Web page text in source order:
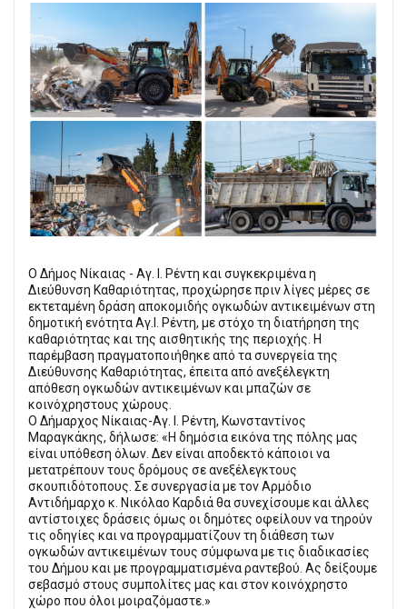
Ο Δήμος Νίκαιας - Αγ. Ι. Ρέντη και συγκεκριμένα η
Διεύθυνση Καθαριότητας, προχώρησε πριν λίγες μέρες σε
εκτεταμένη δράση αποκομιδής ογκωδών αντικειμένων στη
δημοτική ενότητα Αγ.Ι. Ρέντη, με στόχο τη διατήρηση της
καθαριότητας και της αισθητικής της περιοχής. Η
παρέμβαση πραγματοποιήθηκε από τα συνεργεία της
Διεύθυνσης Καθαριότητας, έπειτα από ανεξέλεγκτη
απόθεση ογκωδών αντικειμένων και μπαζών σε
κοινόχρηστους χώρους.
Ο Δήμαρχος Νίκαιας-Αγ. Ι. Ρέντη, Κωνσταντίνος
Μαραγκάκης, δήλωσε: «Η δημόσια εικόνα της πόλης μας
είναι υπόθεση όλων. Δεν είναι αποδεκτό κάποιοι να
μετατρέπουν τους δρόμους σε ανεξέλεγκτους
σκουπιδότοπους. Σε συνεργασία με τον Αρμόδιο
Αντιδήμαρχο κ. Νικόλαο Καρδιά θα συνεχίσουμε και άλλες
αντίστοιχες δράσεις όμως οι δημότες οφείλουν να τηρούν
τις οδηγίες και να προγραμματίζουν τη διάθεση των
ογκωδών αντικειμένων τους σύμφωνα με τις διαδικασίες
του Δήμου και με προγραμματισμένα ραντεβού. Ας δείξουμε
σεβασμό στους συμπολίτες μας και στον κοινόχρηστο
χώρο που όλοι μοιραζόμαστε.»